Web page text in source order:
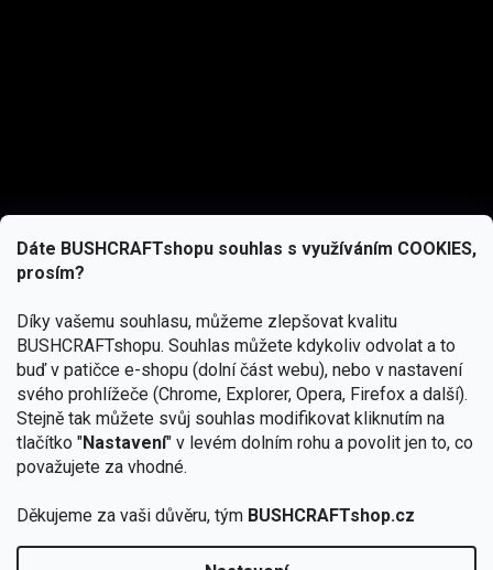
Dáte BUSHCRAFTshopu souhlas s využíváním COOKIES,
prosím?
Díky vašemu souhlasu, můžeme zlepšovat kvalitu
BUSHCRAFTshopu. Souhlas můžete kdykoliv odvolat a to
buď v patičce e-shopu (dolní část webu), nebo v nastavení
svého prohlížeče (Chrome, Explorer, Opera, Firefox a další).
Stejně tak můžete svůj souhlas modifikovat kliknutím na
tlačítko "Nastavení" v levém dolním rohu a povolit jen to, co
považujete za vhodné.
Děkujeme za vaši důvěru, tým BUSHCRAFTshop.cz
podmínkami ochrany osobních údajů